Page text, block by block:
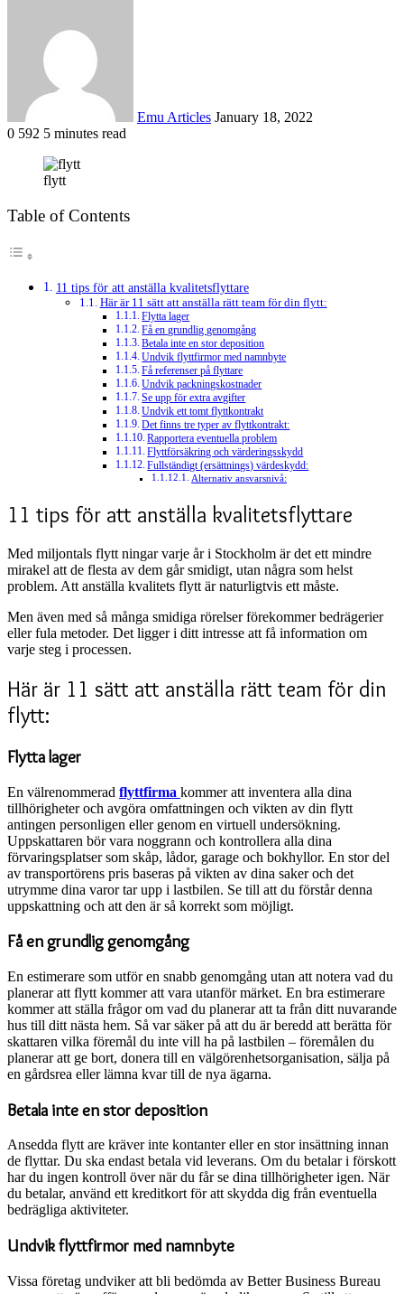
Emu Articles January 18, 2022
0 592 5 minutes read
flytt
Table of Contents
11 tips för att anställa kvalitetsflyttare
Här är 11 sätt att anställa rätt team för din flytt:
Flytta lager
Få en grundlig genomgång
Betala inte en stor deposition
Undvik flyttfirmor med namnbyte
Få referenser på flyttare
Undvik packningskostnader
Se upp för extra avgifter
Undvik ett tomt flyttkontrakt
Det finns tre typer av flyttkontrakt:
Rapportera eventuella problem
Flyttförsäkring och värderingsskydd
Fullständigt (ersättnings) värdeskydd:
Alternativ ansvarsnivå:
11 tips för att anställa kvalitetsflyttare
Med miljontals flytt ningar varje år i Stockholm är det ett mindre
mirakel att de flesta av dem går smidigt, utan några som helst
problem. Att anställa kvalitets flytt är naturligtvis ett måste.
Men även med så många smidiga rörelser förekommer bedrägerier
eller fula metoder. Det ligger i ditt intresse att få information om
varje steg i processen.
Här är 11 sätt att anställa rätt team för din
flytt:
Flytta lager
En välrenommerad flyttfirma kommer att inventera alla dina
tillhörigheter och avgöra omfattningen och vikten av din flytt
antingen personligen eller genom en virtuell undersökning.
Uppskattaren bör vara noggrann och kontrollera alla dina
förvaringsplatser som skåp, lådor, garage och bokhyllor. En stor del
av transportörens pris baseras på vikten av dina saker och det
utrymme dina varor tar upp i lastbilen. Se till att du förstår denna
uppskattning och att den är så korrekt som möjligt.
Få en grundlig genomgång
En estimerare som utför en snabb genomgång utan att notera vad du
planerar att flytt kommer att vara utanför märket. En bra estimerare
kommer att ställa frågor om vad du planerar att ta från ditt nuvarande
hus till ditt nästa hem. Så var säker på att du är beredd att berätta för
skattaren vilka föremål du inte vill ha på lastbilen – föremålen du
planerar att ge bort, donera till en välgörenhetsorganisation, sälja på
en gårdsrea eller lämna kvar till de nya ägarna.
Betala inte en stor deposition
Ansedda flytt are kräver inte kontanter eller en stor insättning innan
de flyttar. Du ska endast betala vid leverans. Om du betalar i förskott
har du ingen kontroll över när du får se dina tillhörigheter igen. När
du betalar, använd ett kreditkort för att skydda dig från eventuella
bedrägliga aktiviteter.
Undvik flyttfirmor med namnbyte
Vissa företag undviker att bli bedömda av Better Business Bureau